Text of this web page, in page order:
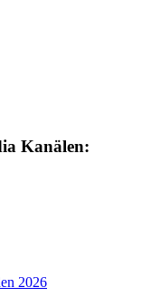
Kanälen:
2026